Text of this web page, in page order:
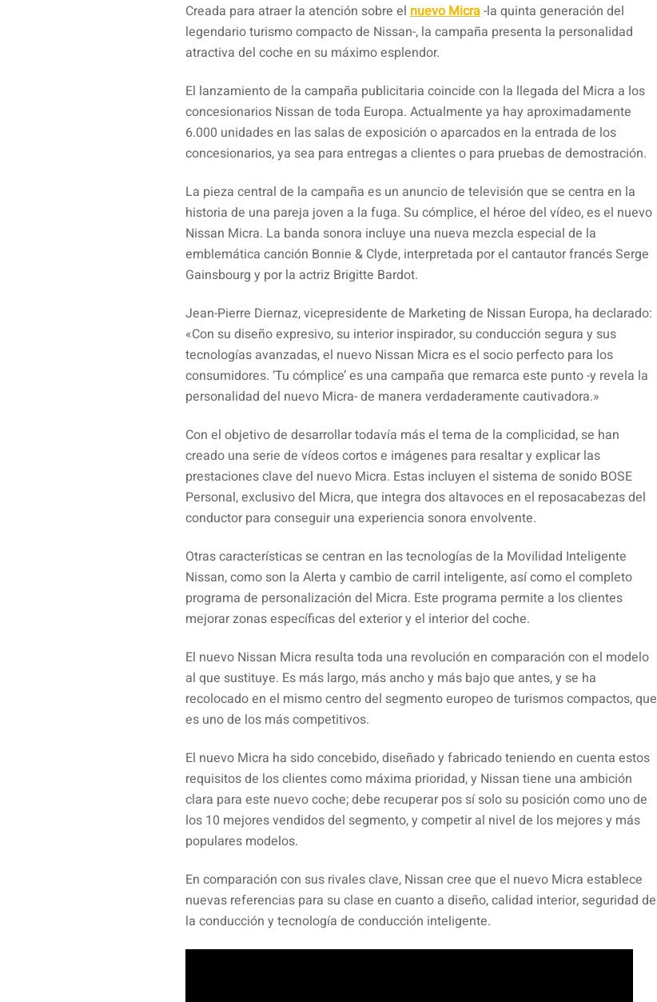
Creada para atraer la atención sobre el nuevo Micra-la quinta generación del
legendario turismo compacto de Nissan-, la campaña presenta la personalidad
atractiva del coche en su máximo esplendor.
El lanzamiento de la campaña publicitaria coincide con la llegada del Micra a los
concesionarios Nissan de toda Europa. Actualmente ya hay aproximadamente
6.000 unidades en las salas de exposición o aparcados en la entrada de los
concesionarios, ya sea para entregas a clientes o para pruebas de demostración.
La pieza central de la campaña es un anuncio de televisión que se centra en la
historia de una pareja joven a la fuga. Su cómplice, el héroe del vídeo, es el nuevo
Nissan Micra. La banda sonora incluye una nueva mezcla especial de la
emblemática canción Bonnie & Clyde, interpretada por el cantautor francés Serge
Gainsbourg y por la actriz Brigitte Bardot.
Jean-Pierre Diernaz, vicepresidente de Marketing de Nissan Europa, ha declarado:
«Con su diseño expresivo, su interior inspirador, su conducción segura y sus
tecnologías avanzadas, el nuevo Nissan Micra es el socio perfecto para los
consumidores. ‘Tu cómplice’ es una campaña que remarca este punto -y revela la
personalidad del nuevo Micra- de manera verdaderamente cautivadora.»
Con el objetivo de desarrollar todavía más el tema de la complicidad, se han
creado una serie de vídeos cortos e imágenes para resaltar y explicar las
prestaciones clave del nuevo Micra. Estas incluyen el sistema de sonido BOSE
Personal, exclusivo del Micra, que integra dos altavoces en el reposacabezas del
conductor para conseguir una experiencia sonora envolvente.
Otras características se centran en las tecnologías de la Movilidad Inteligente
Nissan, como son la Alerta y cambio de carril inteligente, así como el completo
programa de personalización del Micra. Este programa permite a los clientes
mejorar zonas específicas del exterior y el interior del coche.
El nuevo Nissan Micra resulta toda una revolución en comparación con el modelo
al que sustituye. Es más largo, más ancho y más bajo que antes, y se ha
recolocado en el mismo centro del segmento europeo de turismos compactos, que
es uno de los más competitivos.
El nuevo Micra ha sido concebido, diseñado y fabricado teniendo en cuenta estos
requisitos de los clientes como máxima prioridad, y Nissan tiene una ambición
clara para este nuevo coche; debe recuperar pos sí solo su posición como uno de
los 10 mejores vendidos del segmento, y competir al nivel de los mejores y más
populares modelos.
En comparación con sus rivales clave, Nissan cree que el nuevo Micra establece
nuevas referencias para su clase en cuanto a diseño, calidad interior, seguridad de
la conducción y tecnología de conducción inteligente.